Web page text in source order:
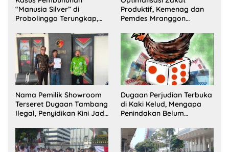
“Manusia Silver” di
Probolinggo Terungkap,
Satu Buron
Produktif, Kemenag dan
Pemdes Mranggon
Pelaksana Kampung
Zakat
Nama Pemilik Showroom
Terseret Dugaan Tambang
Ilegal, Penyidikan Kini Jadi
Dugaan Perjudian Terbuka
di Kaki Kelud, Mengapa
Penindakan Belum